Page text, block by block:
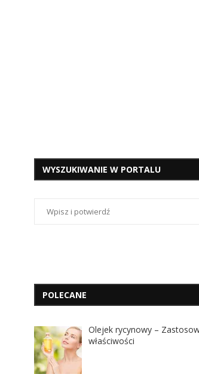
WYSZUKIWANIE W PORTALU
POLECANE
Olejek rycynowy –
właściwości